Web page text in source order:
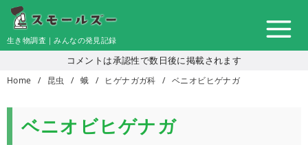
コ
テ
ツ
生き物調査｜みんなの発見記録
コメントは承認性で数日後に掲載されます
Home 昆虫 蛾 ヒゲナガガ科 ベニオビヒゲナガ
ベニオビヒゲナガ